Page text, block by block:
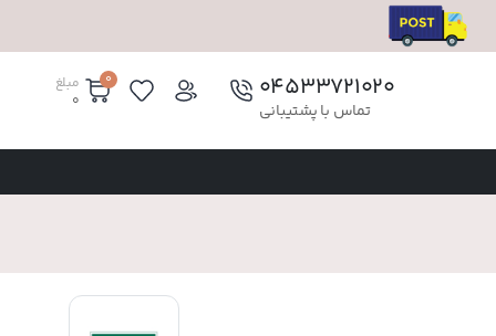
۰۴۵۳۳۷۲۱۰۲۰
تماس با پشتیبانی
مبلغ
0
0